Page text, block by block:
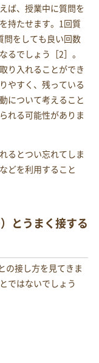
ば、授業中に質問を
持たせます。1回質
問をしても良い回数
るでしょう［2］。
り入れることができ
やすく、残っている
について考えること
れる可能性がありま
るとつい忘れてしま
どを利用すること
とうまく接する
の接し方を見てきま
ではないでしょう